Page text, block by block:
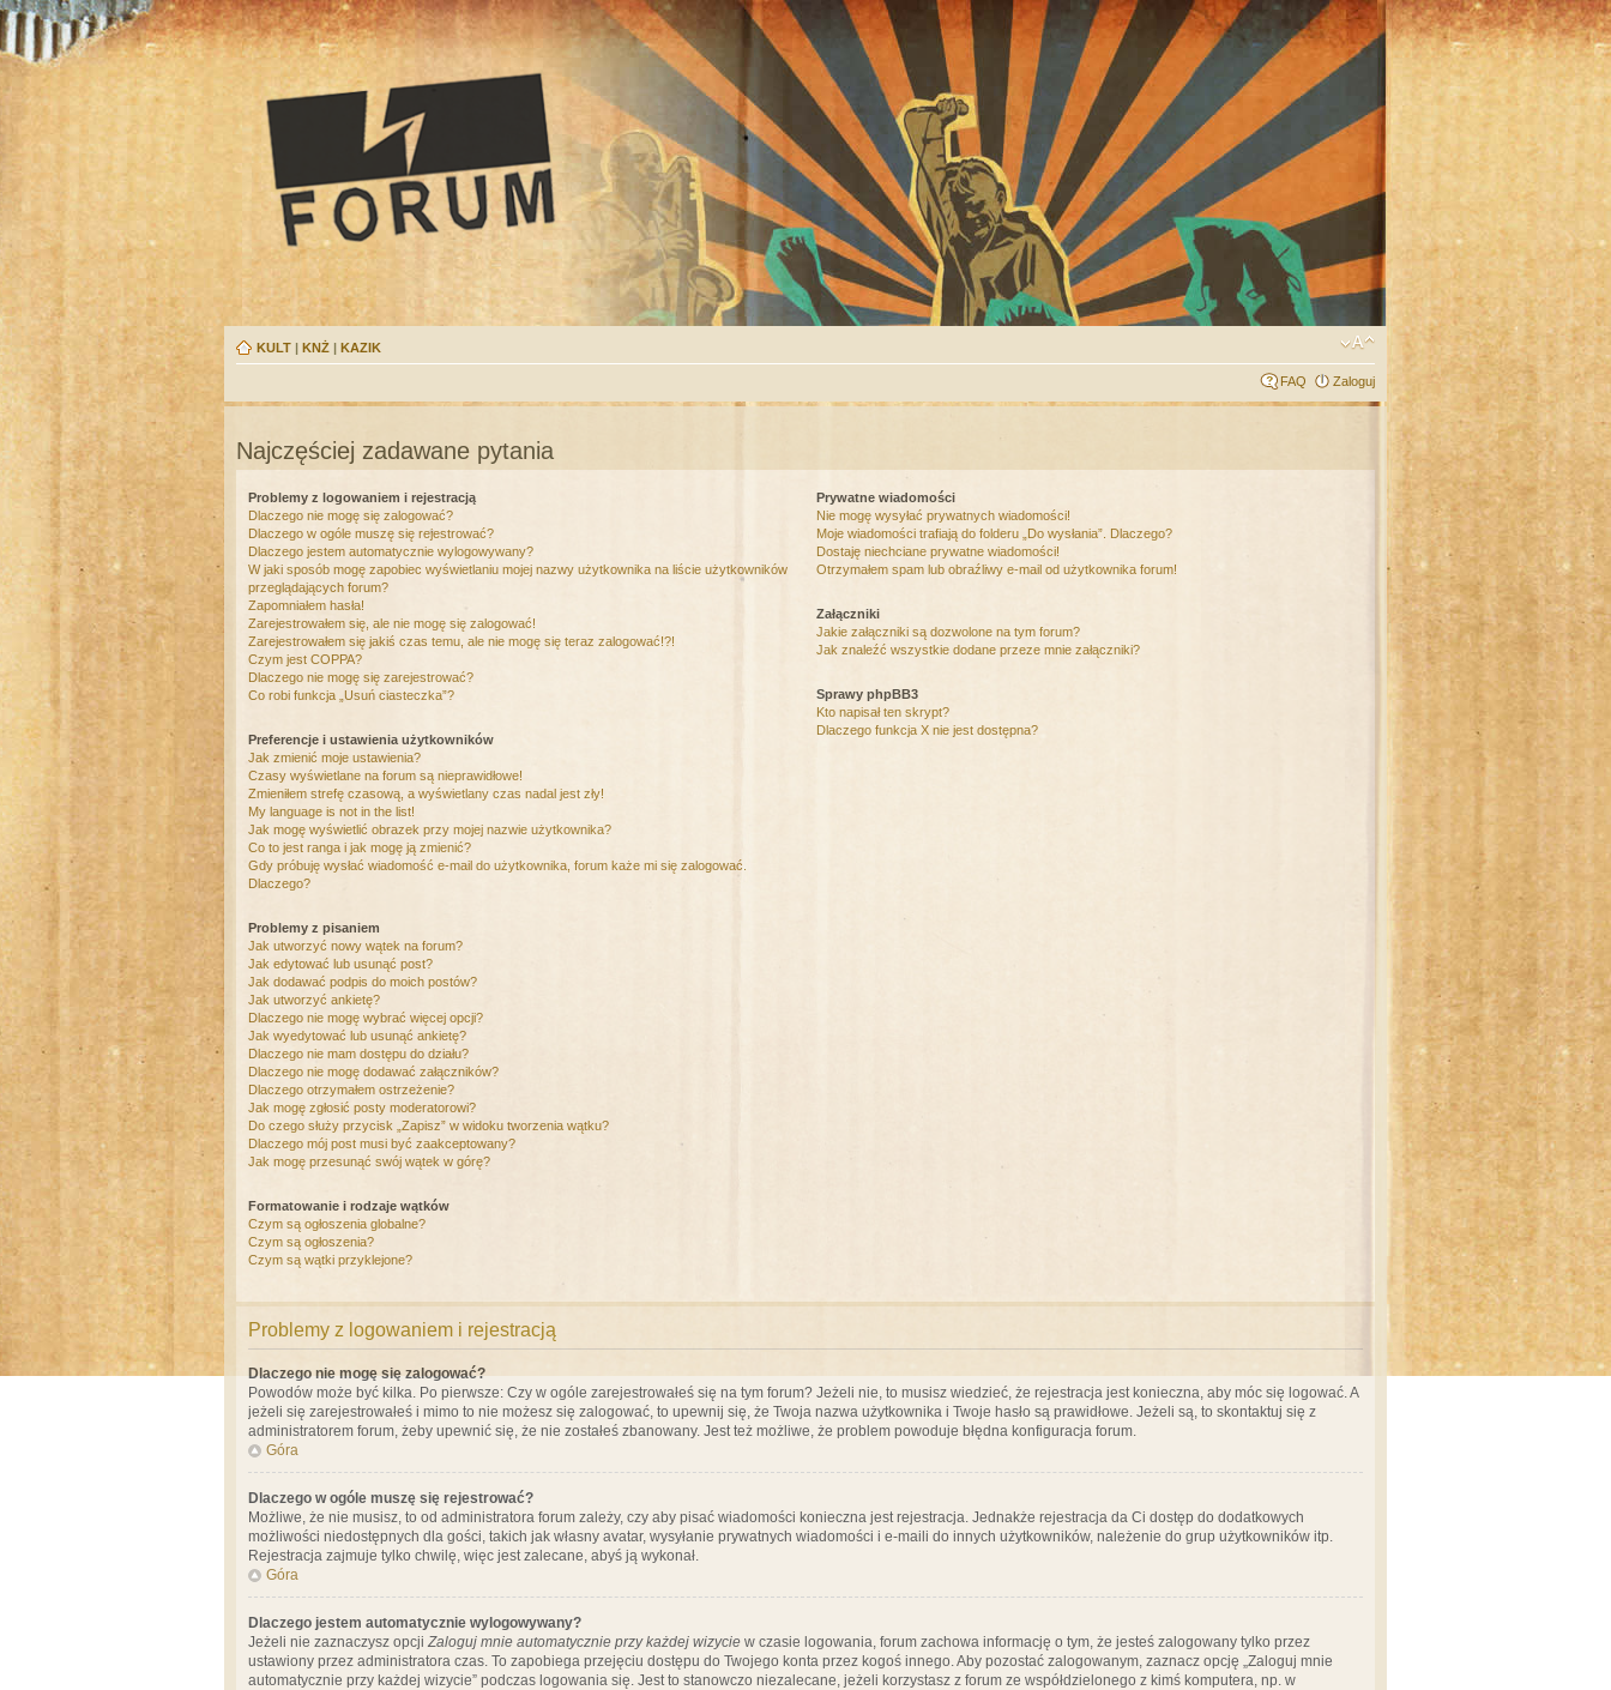
KULT | KNŻ | KAZIK
FAQ Zaloguj
Najczęściej zadawane pytania
Problemy z logowaniem i rejestracją
Dlaczego nie mogę się zalogować?
Dlaczego w ogóle muszę się rejestrować?
Dlaczego jestem automatycznie wylogowywany?
W jaki sposób mogę zapobiec wyświetlaniu mojej nazwy użytkownika na liście użytkowników
przeglądających forum?
Zapomniałem hasła!
Zarejestrowałem się, ale nie mogę się zalogować!
Zarejestrowałem się jakiś czas temu, ale nie mogę się teraz zalogować!?!
Czym jest COPPA?
Dlaczego nie mogę się zarejestrować?
Co robi funkcja „Usuń ciasteczka”?
Preferencje i ustawienia użytkowników
Jak zmienić moje ustawienia?
Czasy wyświetlane na forum są nieprawidłowe!
Zmieniłem strefę czasową, a wyświetlany czas nadal jest zły!
My language is not in the list!
Jak mogę wyświetlić obrazek przy mojej nazwie użytkownika?
Co to jest ranga i jak mogę ją zmienić?
Gdy próbuję wysłać wiadomość e-mail do użytkownika, forum każe mi się zalogować.
Dlaczego?
Problemy z pisaniem
Jak utworzyć nowy wątek na forum?
Jak edytować lub usunąć post?
Jak dodawać podpis do moich postów?
Jak utworzyć ankietę?
Dlaczego nie mogę wybrać więcej opcji?
Jak wyedytować lub usunąć ankietę?
Dlaczego nie mam dostępu do działu?
Dlaczego nie mogę dodawać załączników?
Dlaczego otrzymałem ostrzeżenie?
Jak mogę zgłosić posty moderatorowi?
Do czego służy przycisk „Zapisz” w widoku tworzenia wątku?
Dlaczego mój post musi być zaakceptowany?
Jak mogę przesunąć swój wątek w górę?
Formatowanie i rodzaje wątków
Czym są ogłoszenia globalne?
Czym są ogłoszenia?
Czym są wątki przyklejone?
Prywatne wiadomości
Nie mogę wysyłać prywatnych wiadomości!
Moje wiadomości trafiają do folderu „Do wysłania”. Dlaczego?
Dostaję niechciane prywatne wiadomości!
Otrzymałem spam lub obraźliwy e-mail od użytkownika forum!
Załączniki
Jakie załączniki są dozwolone na tym forum?
Jak znaleźć wszystkie dodane przeze mnie załączniki?
Sprawy phpBB3
Kto napisał ten skrypt?
Dlaczego funkcja X nie jest dostępna?
Problemy z logowaniem i rejestracją
Dlaczego nie mogę się zalogować?
Powodów może być kilka. Po pierwsze: Czy w ogóle zarejestrowałeś się na tym forum? Jeżeli nie, to musisz wiedzieć, że rejestracja jest konieczna, aby móc się logować. A
jeżeli się zarejestrowałeś i mimo to nie możesz się zalogować, to upewnij się, że Twoja nazwa użytkownika i Twoje hasło są prawidłowe. Jeżeli są, to skontaktuj się z
administratorem forum, żeby upewnić się, że nie zostałeś zbanowany. Jest też możliwe, że problem powoduje błędna konfiguracja forum.
Góra
Dlaczego w ogóle muszę się rejestrować?
Możliwe, że nie musisz, to od administratora forum zależy, czy aby pisać wiadomości konieczna jest rejestracja. Jednakże rejestracja da Ci dostęp do dodatkowych
możliwości niedostępnych dla gości, takich jak własny avatar, wysyłanie prywatnych wiadomości i e-maili do innych użytkowników, należenie do grup użytkowników itp.
Rejestracja zajmuje tylko chwilę, więc jest zalecane, abyś ją wykonał.
Góra
Dlaczego jestem automatycznie wylogowywany?
Jeżeli nie zaznaczysz opcji Zaloguj mnie automatycznie przy każdej wizycie w czasie logowania, forum zachowa informację o tym, że jesteś zalogowany tylko przez
ustawiony przez administratora czas. To zapobiega przejęciu dostępu do Twojego konta przez kogoś innego. Aby pozostać zalogowanym, zaznacz opcję „Zaloguj mnie
automatycznie przy każdej wizycie” podczas logowania się. Jest to stanowczo niezalecane, jeżeli korzystasz z forum ze współdzielonego z kimś komputera, np. w